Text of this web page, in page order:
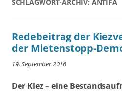
SCHLAGWORT-ARCHIV: ANTIFA
Redebeitrag der
der Mietenstopp-
19. September 2016
Der Kiez – eine